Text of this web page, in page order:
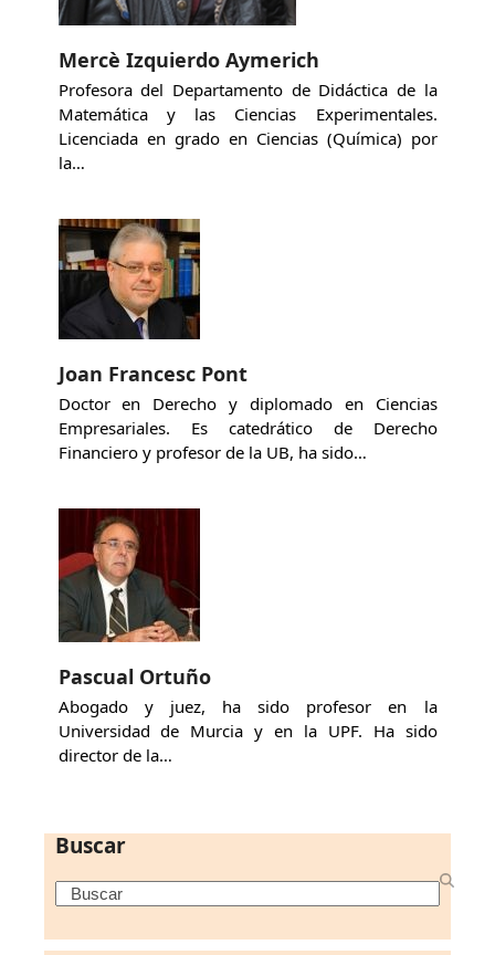
Mercè Izquierdo Aymerich
Profesora del Departamento de Didáctica de la
Matemática y las Ciencias Experimentales.
Licenciada en grado en Ciencias (Química) por
la…
Joan Francesc Pont
Doctor en Derecho y diplomado en Ciencias
Empresariales. Es catedrático de Derecho
Financiero y profesor de la UB, ha sido…
Pascual Ortuño
Abogado y juez, ha sido profesor en la
Universidad de Murcia y en la UPF. Ha sido
director de la…
Buscar
Search